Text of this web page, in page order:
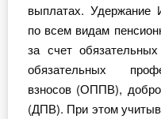
Юридический
О Системе
выплатах. Удержание
по всем видам
за счет
обязательных
взносов (ОППВ),
(ДПВ). При этом